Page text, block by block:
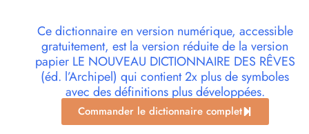
Ce dictionnaire en version numérique, accessible
gratuitement, est la version réduite de la version
papier LE NOUVEAU DICTIONNAIRE DES RÊVES
(éd. l’Archipel) qui contient 2x plus de symboles
avec des définitions plus développées.
Commander le dictionnaire complet